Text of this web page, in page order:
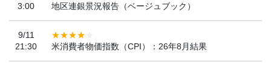
3:00
地区連銀景況報告（ベージュブック）
9/11
21:30
米消費者物価指数（CPI）：26年8月結果